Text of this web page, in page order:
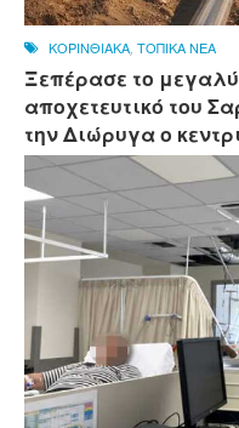
ΚΟΡΙΝΘΙΑΚΑ ΤΟΠΙΚΑ ΝΕΑ
Ξεπέρασε το
αποχετευτικό του
την Διώρυγα ο